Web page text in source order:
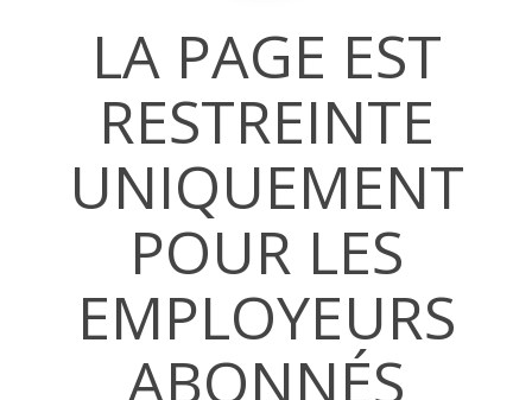
LA PAGE EST
RESTREINTE
UNIQUEMENT
POUR LES
EMPLOYEURS
ABONNÉS